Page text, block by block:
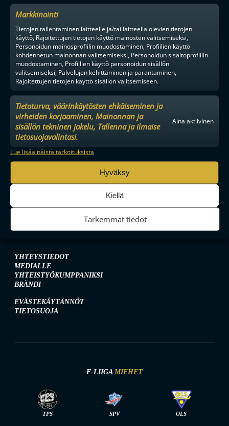
Markkinointi
Tietojen tallentaminen laitteelle ja/tai laitteella olevien tietojen
käyttö, Rajoitettujen tietojen käyttö mainosten valitsemiseksi,
Personoidun mainosprofiilin muodostaminen, Profiilien käyttö
kohdennetun mainonnan valitsemiseksi, Personoidun sisältöprofiilin
muodostaminen, Profiilien käyttö personoidun sisällön
valitsemiseksi, Palvelujen kehittäminen ja parantaminen,
Rajoitettujen tietojen käyttö sisällön valitsemiseen.
Tietoturva, väärinkäytösten ehkäiseminen ja
virheiden korjaaminen, Mainonnan ja
sisällön tekninen jakelu, Tallenna ja ilmaise
tietosuojavalintasi.
Aina aktiivinen
Lue lisää näistä tarkoituksista
Hyväksy
Kiellä
Tarkemmat tiedot
MAAILMAN VIIHDYTTÄVINTÄ SALIBANDYA
SEURAA MEITÄ SOMESSA
YHTEYSTIEDOT
MEDIALLE
YHTEISTYÖKUMPPANIKSI
BRÄNDI
EVÄSTEKÄYTÄNNÖT
TIETOSUOJA
F-LIIGA MIEHET
TPS SPV OLS